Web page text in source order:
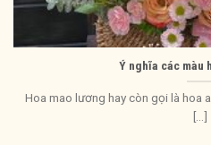
Ý nghĩa các màu
Hoa mao lương hay còn gọi là hoa
[...]